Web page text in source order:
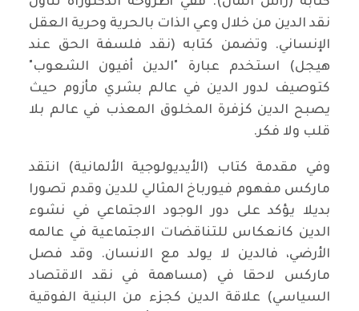
نقد الدين من خلال وعي الذات بالحرية وحرية العقل
الإنساني. وتضمن كتابه (نقد فلسفة الحق عند
هيجل) استخدم عبارة "الدين أفيون الشعوب"
كتوصيف لدور الدين في عالم بشري مأزوم حيث
يصبح الدين كزفرة المخلوق المعذب في عالم بلا
قلب ولا فكر.
وفي مقدمة كتاب (الأيديولوجية الألمانية) انتقد
ماركس مفهوم فيورباخ المثالي للدين وقدم تصورا
بديلا يؤكد على دور الوجود الاجتماعي في نشوء
الدين كانعكاس للتناقضات الاجتماعية في عالمه
الأرضي، فالدين لا يولد مع الانسان. وقد فصل
ماركس لاحقا في (مساهمة في نقد الاقتصاد
السياسي) علاقة الدين كجزء من البنية الفوقية